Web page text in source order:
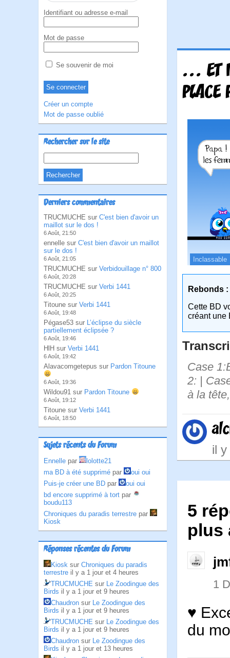
Identifiant ou adresse e-mail
Mot de passe
Se souvenir de moi
Créer un compte
Mot de passe oublié
Rechercher sur le site
Derniers commentaires
TRUCMUCHE sur C'est bien d'avoir un
maillot sur le dos !
6 Août, 21:50
ennelle sur C'est bien d'avoir un maillot
sur le dos !
6 Août, 21:05
TRUCMUCHE sur Verbidouillage n° 800
6 Août, 20:28
TRUCMUCHE sur Verbi 1441
6 Août, 20:25
Titoune sur Verbi 1441
6 Août, 19:48
Pégase53 sur L’éclipse du siècle
partiellement éclipsée ?
6 Août, 19:46
HlH sur Verbi 1441
6 Août, 19:42
Alavacomgetepus sur Pardon Titoune
6 Août, 19:36
Wildou91 sur Pardon Titoune
6 Août, 19:12
Titoune sur Verbi 1441
6 Août, 18:50
Sujets récents du Forum
Ennelle par
lolotte21
ma BD à été supprimé par
oui oui
Puis-je créer une BD par
oui oui
bd encore supprimé à tort par
boudu113
Chroniques du paradis terrestre par
Kiosk
Réponses récentes du Forum
Kiosk sur Chroniques du paradis
terrestre il y a 1 jour et 4 heures
TRUCMUCHE sur Le Zoodingue des
Birds il y a 1 jour et 9 heures
Chaudron sur Le Zoodingue des
Birds il y a 1 jour et 9 heures
TRUCMUCHE sur Le Zoodingue des
Birds il y a 1 jour et 9 heures
Chaudron sur Le Zoodingue des
Birds il y a 1 jour et 13 heures
... ET
PLACE
Inclassable
Rebonds :
Cette BD
créant une
Case
2: |
à la
il
5
plus
1
♥
du